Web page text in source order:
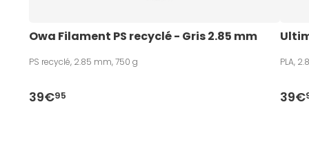
Owa Filament PS recyclé - Gris 2.85 mm
PS recyclé, 2.85 mm, 750 g
39€95
PLA,
39€